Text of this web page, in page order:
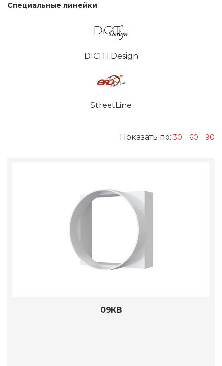
Специальные линейки
DICITI Design
StreetLine
Показать по:30 60 90
09КВ